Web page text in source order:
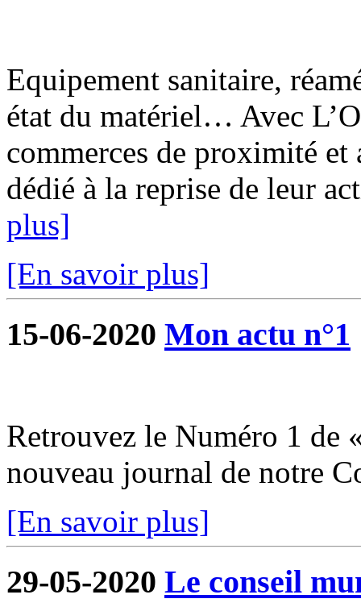
Equipement sanitaire,
état du matériel… Avec
commerces de proximité
dédié à la reprise de leur
plus]
[En savoir plus]
15-06-2020 Mon actu n°1
Retrouvez le Numéro 1 de
nouveau journal de notre
[En savoir plus]
29-05-2020 Le conseil